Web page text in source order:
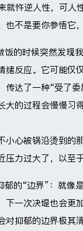
就忤逆人性，可人
也不是要你参悟它
饭的时候突然发现
绪反应。它可能仅
传达了一种“受了
大的过程会慢慢习
小心被锅沿烫到的
压力过大了，以至
郁的“边界”：就像
下一次决堤也会更
对抑郁的边界极其